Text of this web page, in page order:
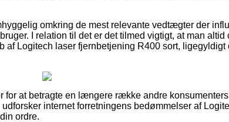
omkring de mest relevante vedtægter der
I relation til det er det tilmed vigtigt, at man altid
Logitech laser fjernbetjening R400 sort, ligegyldigt
for at betragte en længere række andre konsumenters
internet forretningens bedømmelser af
ordre.